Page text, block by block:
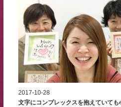
2017-10-28
文字にコンプレックスを抱えていて